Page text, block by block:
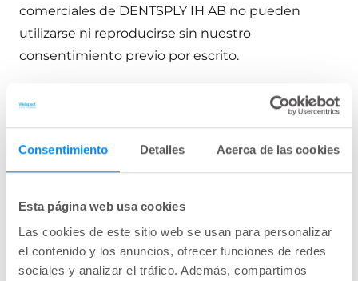
Consentimiento Detalles Acerca de las cookies
Esta página web usa cookies
Las cookies de este sitio web se usan para personalizar
el contenido y los anuncios, ofrecer funciones de redes
sociales y analizar el tráfico. Además, compartimos
comerciales de DENTSPLY IH AB no pueden
utilizarse ni reproducirse sin nuestro
consentimiento previo por escrito.
anteriormente, está prohibida la reproducción de
web en cualquier forma, incluido el enmarcado, la
este sitio web y / o su contenido, la incorporación
en otros sitios web, sistemas de recuperación
electrónica o publicaciones. No puede usar
diagramas, ilustraciones, fotografías, secuencias